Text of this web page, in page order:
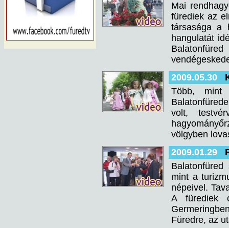
Mai
fürediek az
társasága a
hangulatát
2009.05.30
Több, mint
volt,
völgyben
2009.01.29
mint a
népeivel.
A fürediek
Füredre, az